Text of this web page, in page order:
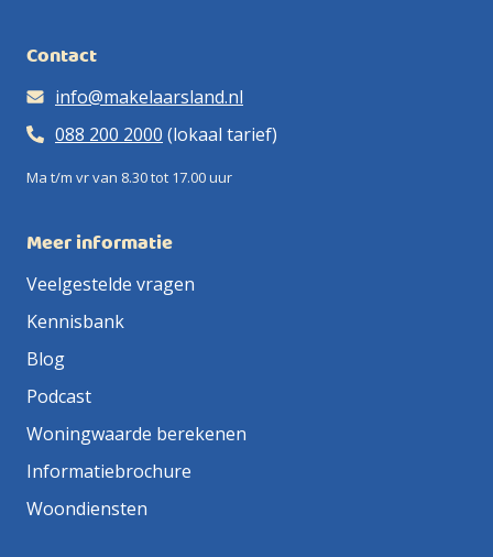
Contact
info@makelaarsland.nl
088 200 2000 (lokaal tarief)
Ma t/m vr van 8.30 tot 17.00 uur
Meer informatie
Veelgestelde vragen
Kennisbank
Blog
Podcast
Woningwaarde berekenen
Informatiebrochure
Woondiensten